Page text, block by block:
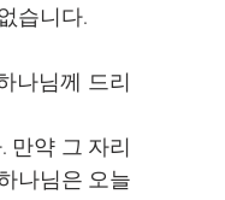
습니다.
나님께 드리
약 그 자리
나님은 오늘